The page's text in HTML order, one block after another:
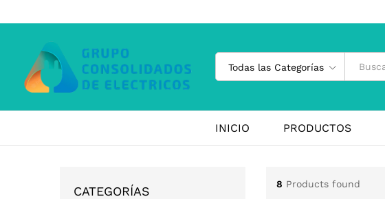
Todas las Categorías
INICIO PRODUCTOS
8 Products found
CATEGORÍAS